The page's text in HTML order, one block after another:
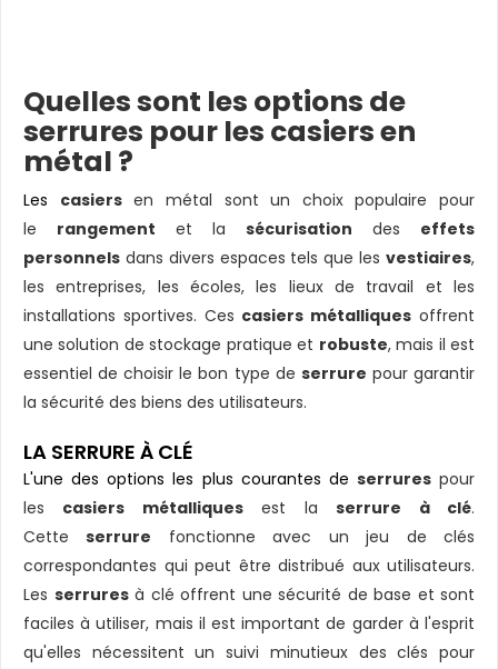
Quelles sont les options de
serrures pour les casiers en
métal ?
Les casiersen métal sont un choix populaire pour
le rangement et la sécurisation des effets
personnels dans divers espaces tels que les vestiaires,
les entreprises, les écoles, les lieux de travail et les
installations sportives. Ces casiers métalliques offrent
une solution de stockage pratique et robuste, mais il est
essentiel de choisir le bon type de serrure pour garantir
la sécurité des biens des utilisateurs.
LA SERRURE À CLÉ
L'une des options les plus courantes de serrurespour
les casiers métalliquesest laserrure à clé.
Cetteserrure fonctionne avec un jeu de clés
correspondantes qui peut être distribué aux utilisateurs.
Les serruresà clé offrent une sécurité de base et sont
faciles à utiliser, mais il est important de garder à l'esprit
qu'elles nécessitent un suivi minutieux des clés pour